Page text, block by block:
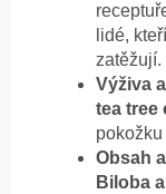
lidé,
zatěžují.
Výživa
tea tree
Obsah
Biloba